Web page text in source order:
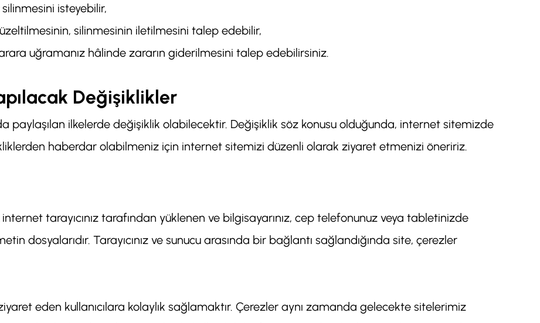
isteyebilir,
silinmesinin iletilmesini talep edebilir,
uğramanız hâlinde zararın giderilmesini talep edebilirsiniz.
Değişiklikler
paylaşılan ilkelerde değişiklik olabilecektir. Değişiklik söz konusu olduğunda, internet sitemizde
haberdar olabilmeniz için internet sitemizi düzenli olarak ziyaret etmenizi öneririz.
tarayıcınız tarafından yüklenen ve bilgisayarınız, cep telefonunuz veya tabletinizde
dosyalarıdır. Tarayıcınız ve sunucu arasında bir bağlantı sağlandığında site, çerezler
eden kullanıcılara kolaylık sağlamaktır. Çerezler aynı zamanda gelecekte sitelerimiz